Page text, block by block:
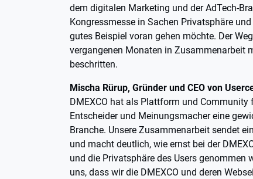
dem digitalen Marketing und der AdTech-
Kongressmesse in Sachen Privatsphäre
gutes Beispiel voran gehen möchte. Der
vergangenen Monaten in Zusammenarbeit
beschritten.
Mischa Rürup, Gründer und CEO von
DMEXCO hat als Plattform und Community
Entscheider und Meinungsmacher eine
Branche. Unsere Zusammenarbeit sendet
und macht deutlich, wie ernst bei der
und die Privatsphäre des Users genommen
uns, dass wir die DMEXCO und deren